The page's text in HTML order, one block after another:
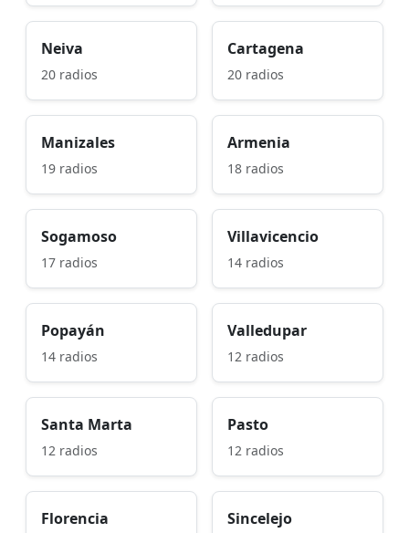
Neiva
20 radios
Cartagena
20 radios
Manizales
19 radios
Armenia
18 radios
Sogamoso
17 radios
Villavicencio
14 radios
Popayán
14 radios
Valledupar
12 radios
Santa Marta
12 radios
Pasto
12 radios
Florencia Sincelejo